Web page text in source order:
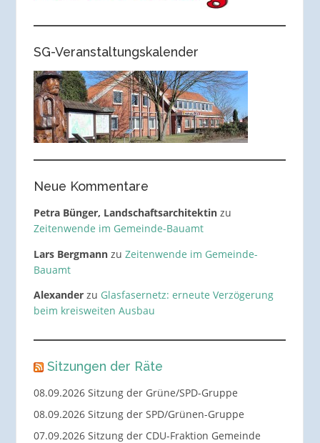
SG-Veranstaltungskalender
Neue Kommentare
Petra Bünger, Landschaftsarchitektinzu
Zeitenwende im Gemeinde-Bauamt
Lars Bergmannzu Zeitenwende im Gemeinde-
Bauamt
Alexanderzu Glasfasernetz: erneute Verzögerung
beim kreisweiten Ausbau
Sitzungen der Räte
08.09.2026 Sitzung der Grüne/SPD-Gruppe
08.09.2026 Sitzung der SPD/Grünen-Gruppe
07.09.2026 Sitzung der CDU-Fraktion Gemeinde